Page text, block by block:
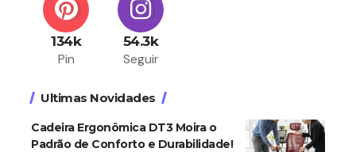
134k
Pin
54.3k
Seguir
Ultimas Novidades
Cadeira Ergonômica DT3 Moira o
Padrão de Conforto e Durabilidade!